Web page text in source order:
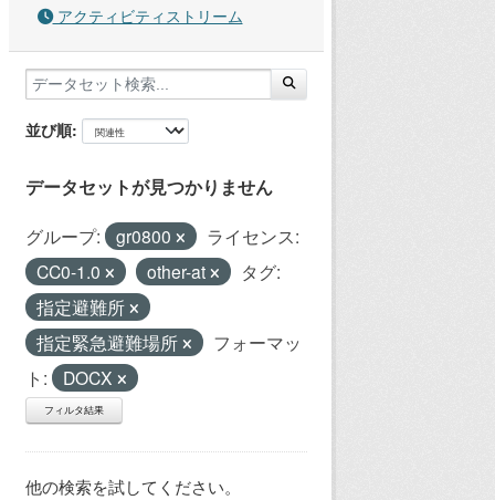
アクティビティストリーム
並び順
データセットが見つかりません
グループ: gr0800
ライセンス:
CC0-1.0
other-at
タグ:
指定避難所
指定緊急避難場所
フォーマッ
ト:
DOCX
フィルタ結果
他の検索を試してください。